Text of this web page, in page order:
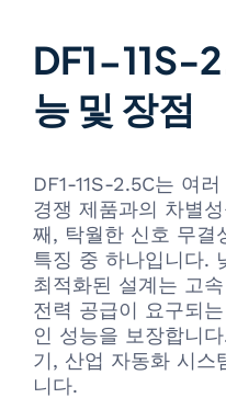
DF1-11S-
능 및 장점
DF1-11S-2.5C는 여
경쟁 제품과의 차별
째, 탁월한 신호 무결
특징 중 하나입니다.
최적화된 설계는 고
전력 공급이 요구되
인 성능을 보장합니
기, 산업 자동화 시스
니다.